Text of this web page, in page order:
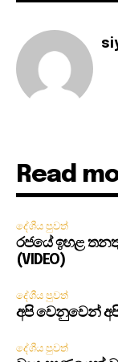
Read
දේශීය පුවත්
රජයේ ඉහළ
(VIDEO)
දේශීය පුවත්
අපි වෙනුවෙන් අපි
දේශීය පුවත්